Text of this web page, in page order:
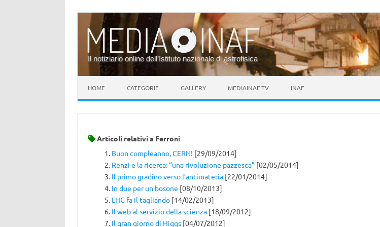
Il notiziario online dell’Istituto nazionale di astrofisica
HOME CATEGORIE GALLERY MEDIAINAF TV INAF
Articoli relativi a Ferroni
Buon compleanno, CERN! [29/09/2014]
Renzi e la ricerca: “una rivoluzione pazzesca” [02/05/2014]
Il primo gradino verso l’antimateria[22/01/2014]
In due per un bosone [08/10/2013]
LHC fa il tagliando[14/02/2013]
Il web al servizio della scienza[18/09/2012]
Il gran giorno di Higgs[04/07/2012]